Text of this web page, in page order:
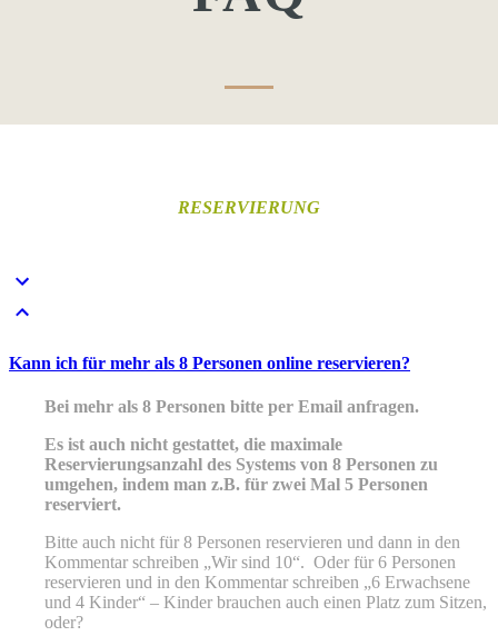
RESERVIERUNG
Kann ich für mehr als 8 Personen online reservieren?
Bei mehr als 8 Personen bitte per Email anfragen.
Es ist auch nicht gestattet, die maximale
Reservierungsanzahl des Systems von 8 Personen zu
umgehen, indem man z.B. für zwei Mal 5 Personen
reserviert.
Bitte auch nicht für 8 Personen reservieren und dann in den
Kommentar schreiben „Wir sind 10“. Oder für 6 Personen
reservieren und in den Kommentar schreiben „6 Erwachsene
und 4 Kinder“ – Kinder brauchen auch einen Platz zum Sitzen,
oder?